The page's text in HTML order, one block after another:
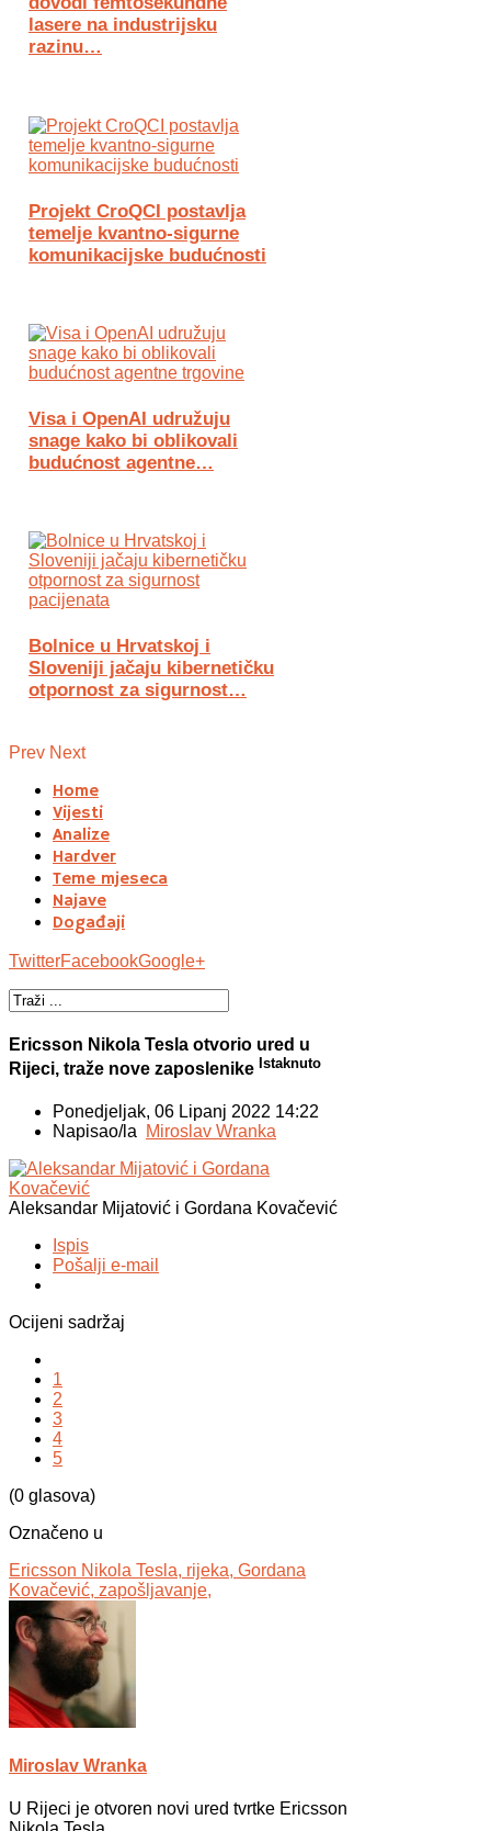
lasere na industrijsku
razinu…
Projekt CroQCI postavlja
temelje kvantno-sigurne
komunikacijske budućnosti
Visa i OpenAI udružuju
snage kako bi oblikovali
budućnost agentne…
Bolnice u Hrvatskoj i
Sloveniji jačaju kibernetičku
otpornost za sigurnost…
Prev Next
Home
Vijesti
Analize
Hardver
Teme mjeseca
Najave
Događaji
TwitterFacebookGoogle+
Ericsson Nikola Tesla otvorio ured u
Rijeci, traže nove zaposlenike Istaknuto
Ponedjeljak, 06 Lipanj 2022 14:22
Napisao/la Miroslav Wranka
Aleksandar Mijatović i Gordana Kovačević
Ispis
Pošalji e-mail
Ocijeni sadržaj
1
2
3
4
5
(0 glasova)
Označeno u
Ericsson Nikola Tesla, rijeka, Gordana
Kovačević, zapošljavanje,
Miroslav Wranka
U Rijeci je otvoren novi ured tvrtke Ericsson